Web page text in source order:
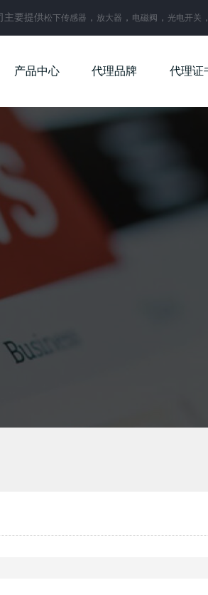
主要提供松下传感器 ， 放大器 ， 电磁阀 ， 光电开关
产品中心 代理品牌 代理证